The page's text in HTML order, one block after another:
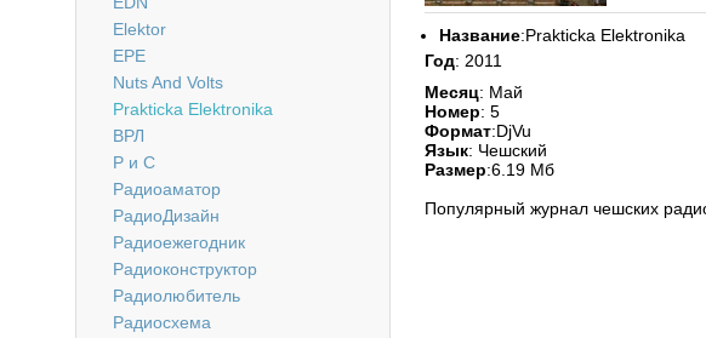
Elektor
EPE
Nuts And Volts
Prakticka Elektronika
ВРЛ
Р и С
Радиоаматор
РадиоДизайн
Радиоежегодник
Радиоконструктор
Радиолюбитель
Радиосхема
Название:Prakticka Elektronika
Год: 2011
Месяц: Май
Номер: 5
Формат:DjVu
Язык: Чешский
Размер:6.19 Мб
Популярный журнал чешских